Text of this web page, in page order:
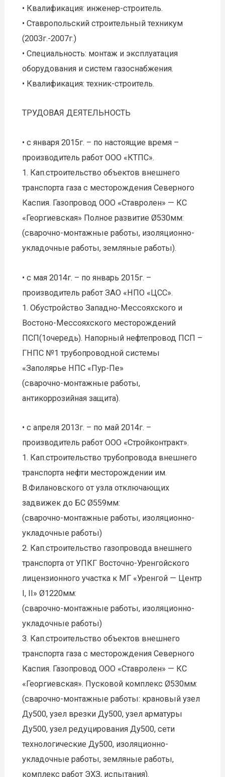
• Квалификация: инженер-строитель.
• Ставропольский строительный техникум
(2003г.-2007г.)
• Специальность: монтаж и эксплуатация
оборудования и систем газоснабжения.
• Квалификация: техник-строитель.
ТРУДОВАЯ ДЕЯТЕЛЬНОСТЬ
• с января 2015г. – по настоящие время –
производитель работ ООО «КТПС».
1. Кап.строительство объектов внешнего
транспорта газа с месторождения Северного
Каспия. Газопровод ООО «Ставролен» — КС
«Георгиевская» Полное развитие Ø530мм:
(сварочно-монтажные работы, изоляционно-
укладочные работы, земляные работы).
• с мая 2014г. – по январь 2015г. –
производитель работ ЗАО «НПО «ЦСС».
1. Обустройство Западно-Мессояхского и
Востоно-Мессояхского месторождений
ПСП(1очередь). Напорный нефтепровод ПСП –
ГНПС №1 трубопроводной системы
«Заполярье НПС «Пур-Пе»
(сварочно-монтажные работы,
антикоррозийная защита).
• с апреля 2013г. – по май 2014г. –
производитель работ ООО «Стройконтракт».
1. Кап.строительство трубопровода внешнего
транспорта нефти месторождении им.
В.Филановского от узла отключающих
задвижек до БС Ø559мм:
(сварочно-монтажные работы, изоляционно-
укладочные работы)
2. Кап.строительство газопровода внешнего
транспорта от УПКГ Восточно-Уренгойского
лицензионного участка к МГ «Уренгой — Центр
I, II» Ø1220мм:
(сварочно-монтажные работы, изоляционно-
укладочные работы)
3. Кап.строительство объектов внешнего
транспорта газа с месторождения Северного
Каспия. Газопровод ООО «Ставролен» — КС
«Георгиевская». Пусковой комплекс Ø530мм:
(сварочно-монтажные работы: крановый узел
Ду500, узел врезки Ду500, узел арматуры
Ду500, узел редуцирования Ду500, сети
технологические Ду500, изоляционно-
укладочные работы, земляные работы,
комплекс работ ЭХЗ, испытания).